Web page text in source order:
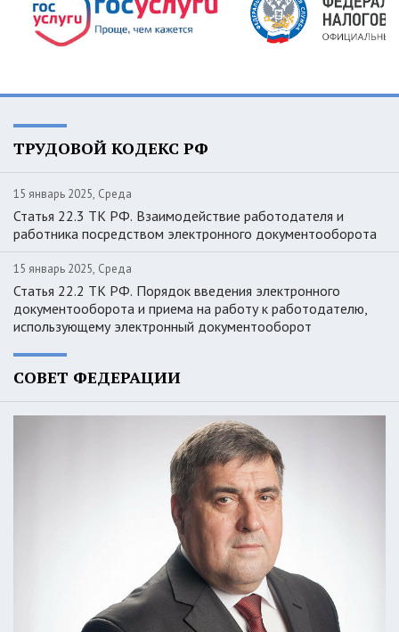
ТРУДОВОЙ КОДЕКС РФ
15 январь 2025, Среда
Статья 22.3 ТК РФ. Взаимодействие работодателя и
работника посредством электронного документооборота
15 январь 2025, Среда
Статья 22.2 ТК РФ. Порядок введения электронного
документооборота и приема на работу к работодателю,
использующему электронный документооборот
СОВЕТ ФЕДЕРАЦИИ